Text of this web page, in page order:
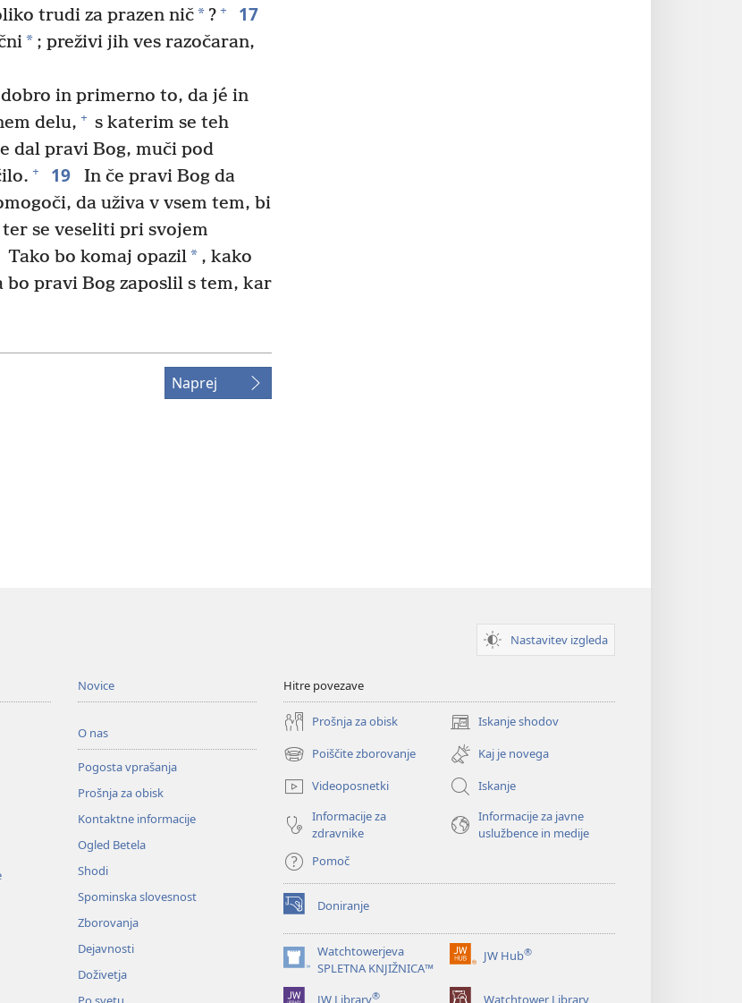
trudi za prazen nič* ? + 17
* ; preživi jih ves razočaran,
in primerno to, da jé in
delu, + s katerim se teh
dal pravi Bog, muči pod
+ 19
In če pravi Bog da
da uživa v vsem tem, bi
se veseliti pri svojem
Tako bo komaj opazil* , kako
pravi Bog zaposlil s tem, kar
Naprej
Nastavitev izgleda
Novice
O nas
Pogosta vprašanja
Prošnja za obisk
Kontaktne informacije
Ogled Betela
Shodi
Spominska slovesnost
Zborovanja
Dejavnosti
Doživetja
Hitre povezave
Prošnja za obisk Iskanje shodov
(odpre
novo
okno)
Poiščite zborovanje
(odpre
novo
okno)
Kaj je novega
Videoposnetki
Iskanje
Informacije za
zdravnike
Informacije za javne
uslužbence in medije
Pomoč
Doniranje
(odpre
novo
okno)
Watchtowerjeva
SPLETNA KNJIŽNICA™
(odpre
novo
JW Hub®
(odpre
okno)
JW Library® Watchtower Library